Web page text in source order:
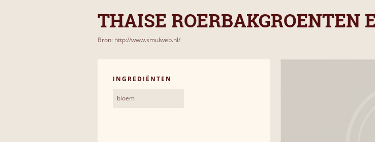
THAISE ROERBAKGROENTEN
Bron: http://www.smulweb.nl/
INGREDIËNTEN
bloem